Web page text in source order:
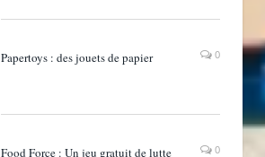
0
Papertoys : des jouets de papier
0
Food Force : Un jeu gratuit de lutte